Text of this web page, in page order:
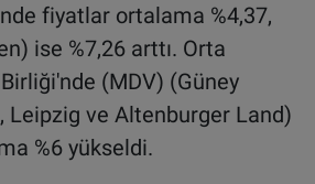
fiyatlar ortalama %4,37,
ise %7,26 arttı. Orta
(MDV) (Güney
Leipzig ve Altenburger Land)
%6 yükseldi.